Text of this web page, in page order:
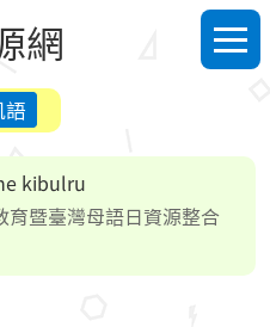
網
選單
語
kibulru
育暨臺灣母語日資源整合